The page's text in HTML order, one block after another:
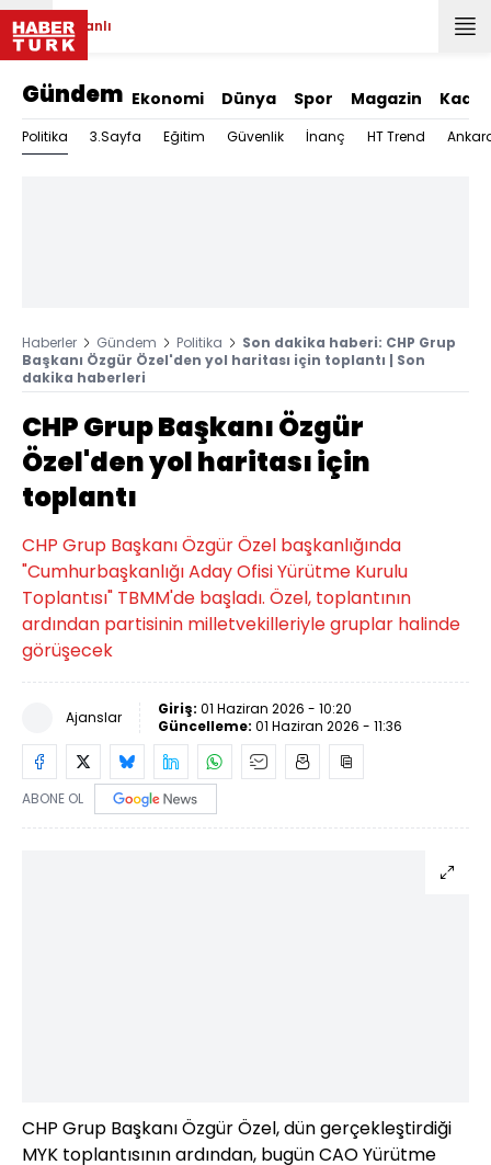
Canlı
Gündem Ekonomi Dünya Spor Magazin Kadın
Politika 3.Sayfa Eğitim Güvenlik İnanç HT Trend
Haberler Gündem Politika
Son dakika haberi: CHP Grup
Başkanı Özgür Özel'den yol haritası için toplantı | Son
dakika haberleri
CHP Grup Başkanı Özgür
Özel'den yol haritası için
toplantı
CHP Grup Başkanı Özgür Özel başkanlığında
"Cumhurbaşkanlığı Aday Ofisi Yürütme Kurulu
Toplantısı" TBMM'de başladı. Özel, toplantının
ardından partisinin milletvekilleriyle gruplar halinde
görüşecek
Ajanslar Giriş: 01 Haziran 2026 - 10:20
Güncelleme: 01 Haziran 2026 - 11:36
ABONE OL
CHP Grup Başkanı Özgür Özel, dün gerçekleştirdiği
MYK toplantısının ardından, bugün CAO Yürütme